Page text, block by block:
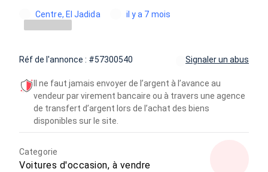
Centre, El Jadida il y a 7 mois
Réf de l'annonce : #57300540 Signaler un abus
Il ne faut jamais envoyer de l’argent à l’avance au
vendeur par virement bancaire ou à travers une agence
de transfert d’argent lors de l’achat des biens
disponibles sur le site.
Categorie
Voitures d'occasion, à vendre